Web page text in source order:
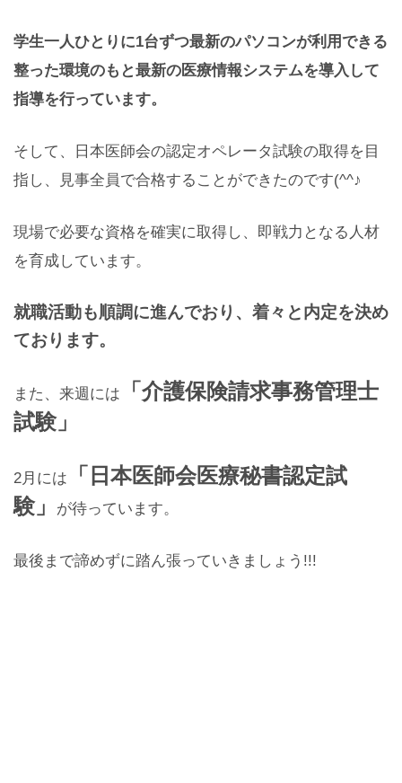
学生一人ひとり に1台ずつ最新のパソコンが利用できる
整った環境のもと最新の医療情報システムを導入して
指導を行っています。
そして、日本医師会の認定オペレータ試験の取得を目
指し、見事全員で合格することができたのです(^^♪
現場で必要な資格を確実に取得し、即戦力となる人材
を育成しています。
就職活動も順調に進んでおり、 着々と内定を決め
ております。
また、来週には
「介護保険請求事務管理士
試験」
2月には
「日本医師会医療秘書認定試
験」
が待っています。
最後まで諦めずに踏ん張っていきましょう!!!